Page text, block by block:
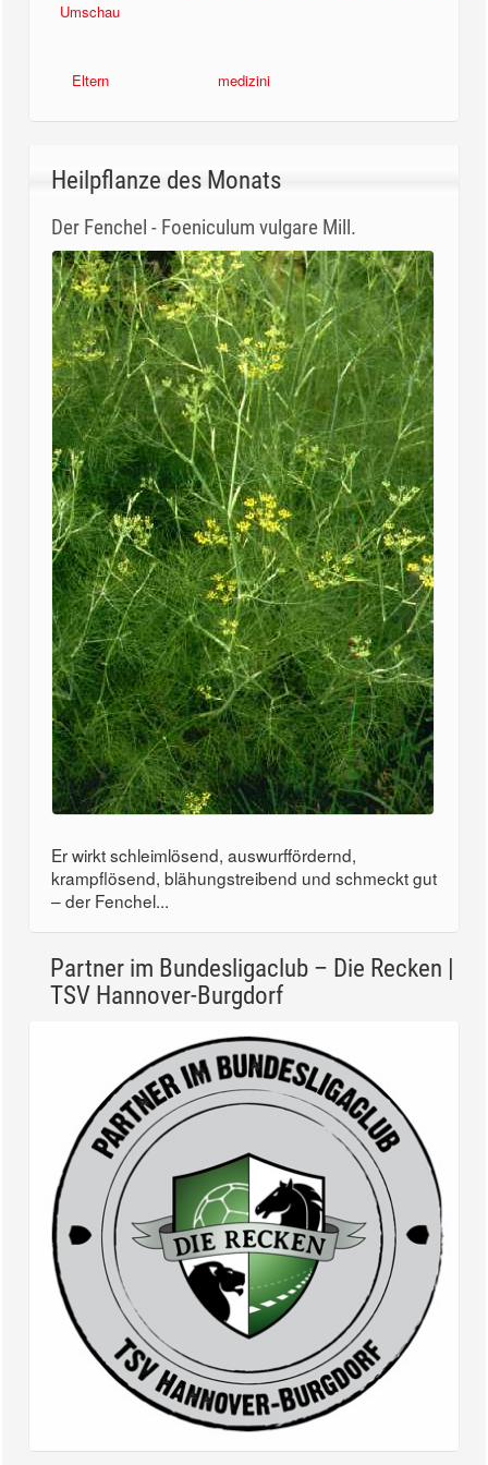
Umschau
Eltern medizini
Heilpflanze des Monats
Der Fenchel - Foeniculum vulgare Mill.
Er wirkt schleimlösend, auswurffördernd,
krampflösend, blähungstreibend und schmeckt gut
– der Fenchel...
Partner im Bundesligaclub – Die Recken |
TSV Hannover-Burgdorf